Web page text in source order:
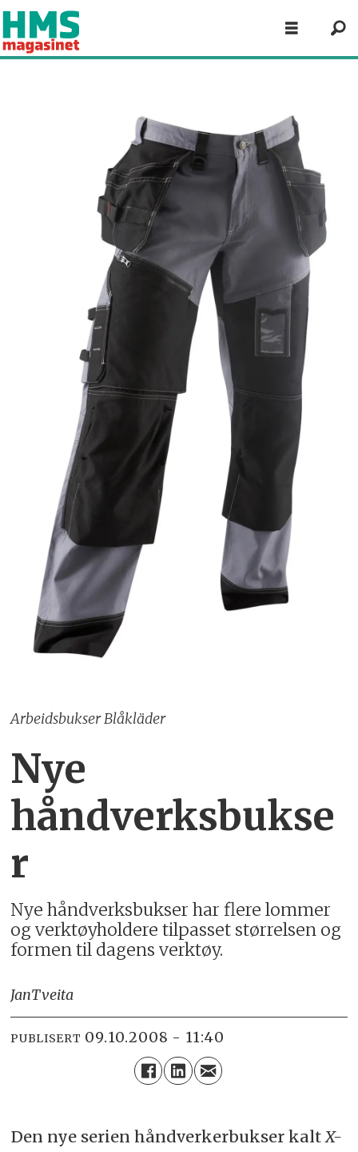
Arbeidsbukser Blåkläder
Nye
håndverksbukse
r
Nye håndverksbukser har flere lommer
og verktøyholdere tilpasset størrelsen og
formen til dagens verktøy.
JanTveita
PUBLISERT 09.10.2008 - 11:40
Den nye serien håndverkerbukser kaltX-